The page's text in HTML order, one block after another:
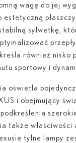
wagę do jej
sylwetkę,
również nisko
sportowy i
oświetla
i obejmujący
także właściwości
tylne lampy